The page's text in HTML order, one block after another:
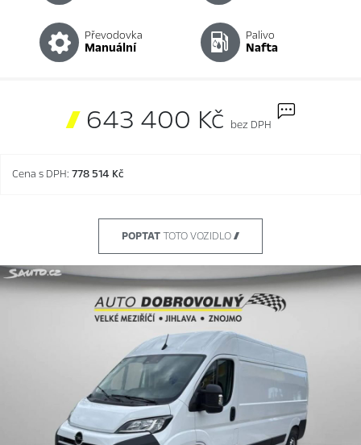
Převodovka
manuální
Palivo
nafta
643 400 Kč bez DPH
Cena s DPH: 778 514 Kč
POPTATTOTO VOZIDLO 